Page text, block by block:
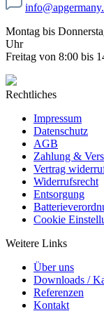
Montag bis
Uhr
Freitag von 8:00 bis
Rechtliches
Impressum
Datenschutz
AGB
Zahlung &
Vertrag
Widerrufsrecht
Entsorgung
Cookie
Weitere Links
Über uns
Downloads /
Referenzen
Kontakt